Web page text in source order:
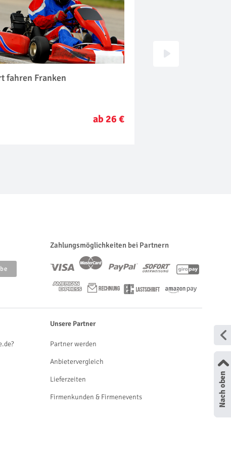
fahren Franken
ab 26 €
Zahlungsmöglichkeiten bei Partnern
Unsere Partner
Partner werden
Anbietervergleich
Lieferzeiten
Firmenkunden & Firmenevents